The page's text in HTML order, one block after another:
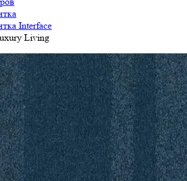
Interface
Living